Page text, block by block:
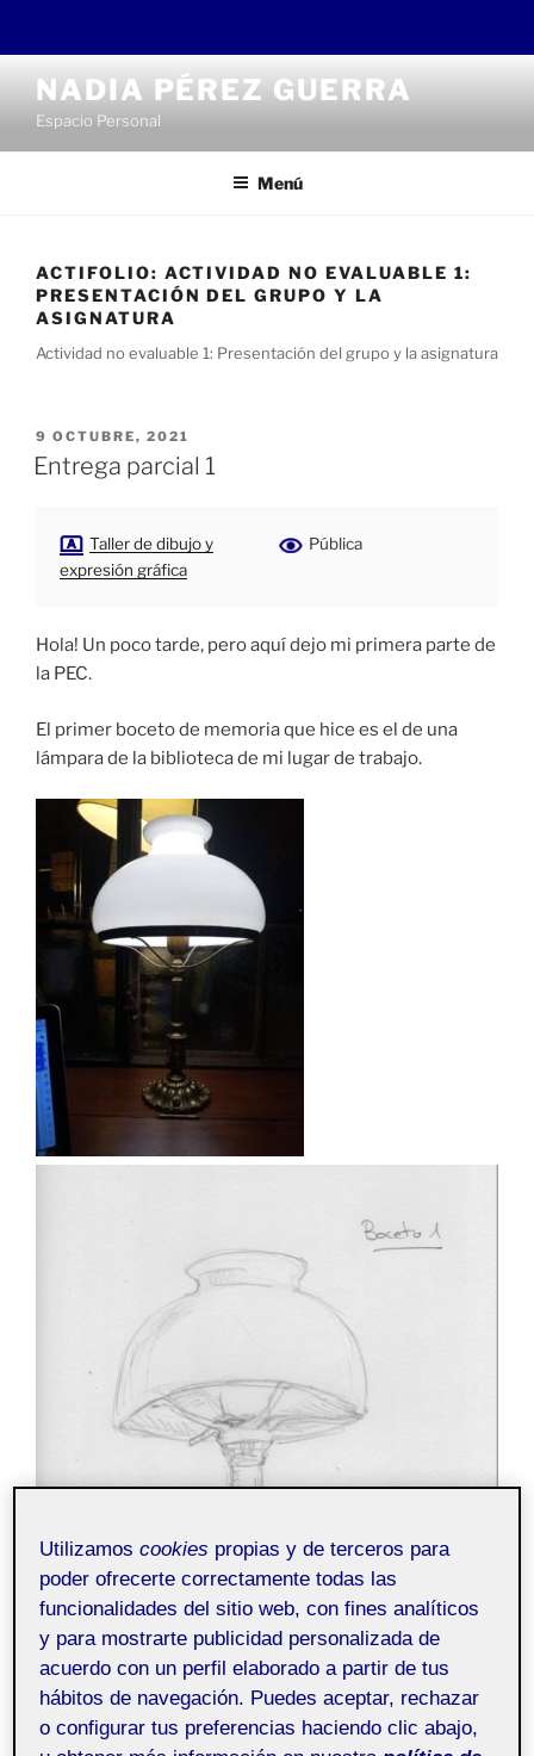
contenido
NADIA PÉREZ GUERRA
Espacio Personal
Menú
ACTIFOLIO: ACTIVIDAD NO EVALUABLE 1:
PRESENTACIÓN DEL GRUPO Y LA
ASIGNATURA
Actividad no evaluable 1: Presentación del grupo y la asignatura
PUBLICADO
EL
9 OCTUBRE, 2021
Entrega parcial 1
Taller de dibujo y
expresión gráfica
Pública
Hola! Un poco tarde, pero aquí dejo mi primera parte de
la PEC.
El primer boceto de memoria que hice es el de una
lámpara de la biblioteca de mi lugar de trabajo.
Utilizamoscookies propias y de terceros para
poder ofrecerte correctamente todas las
funcionalidades del sitio web, con fines analíticos
y para mostrarte publicidad personalizada de
acuerdo con un perfil elaborado a partir de tus
hábitos de navegación. Puedes aceptar, rechazar
o configurar tus preferencias haciendo clic abajo,